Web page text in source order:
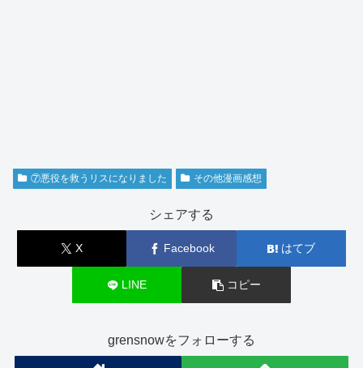
⑦悪役を救うリスになりました その他漫画感想
シェアする
X Facebook はてブ
LINE コピー
grensnowをフォローする